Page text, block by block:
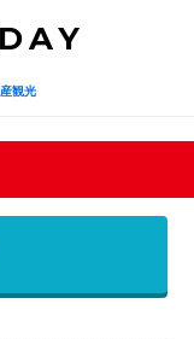
観光